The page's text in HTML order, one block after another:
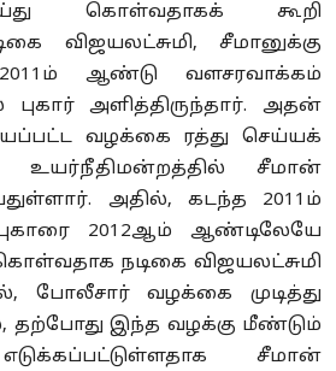
கொள்வதாகக் கூறி
விஜயலட்சுமி, சீமானுக்கு
ஆண்டு வளசரவாக்கம்
அளித்திருந்தார். அதன்
வழக்கை ரத்து செய்யக்
சீமான்
அதில், கடந்த 2011ம்
2012ஆம் ஆண்டிலேயே
நடிகை விஜயலட்சுமி
போலீசார் வழக்கை முடித்து
இந்த வழக்கு மீண்டும்
சீமான்